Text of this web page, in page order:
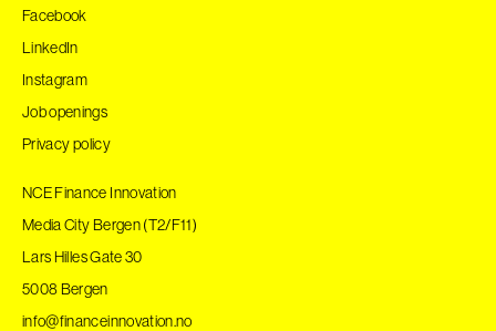
Facebook
LinkedIn
Instagram
Job openings
Privacy policy
NCE Finance Innovation
Media City Bergen (T2/F11)
Lars Hilles Gate 30
5008 Bergen
info@financeinnovation.no